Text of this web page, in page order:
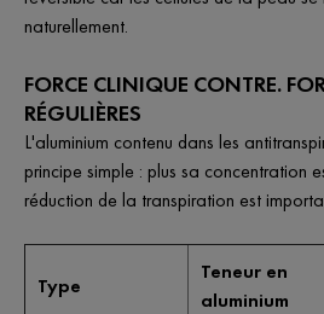
naturellement.
FORCE CLINIQUE CONTRE.
RÉGULIÈRES
L'aluminium contenu dans les
principe simple : plus sa concentration
réduction de la transpiration est
Type
Teneur en
aluminium